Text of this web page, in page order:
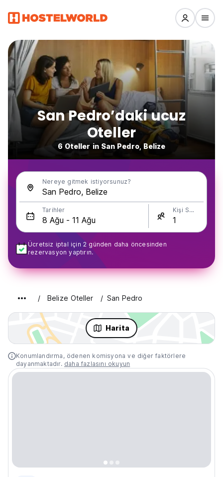
San Pedro’daki ucuz
Oteller
6 Oteller in San Pedro, Belize
Nereye gitmek istiyorsunuz?
Tarihler Kişi Sayısı
Ücretsiz iptal için 2 günden daha öncesinden
rezervasyon yaptırın.
Belize Oteller San Pedro
Harita
Konumlandırma, ödenen komisyona ve diğer faktörlere
dayanmaktadır. daha fazlasını okuyun